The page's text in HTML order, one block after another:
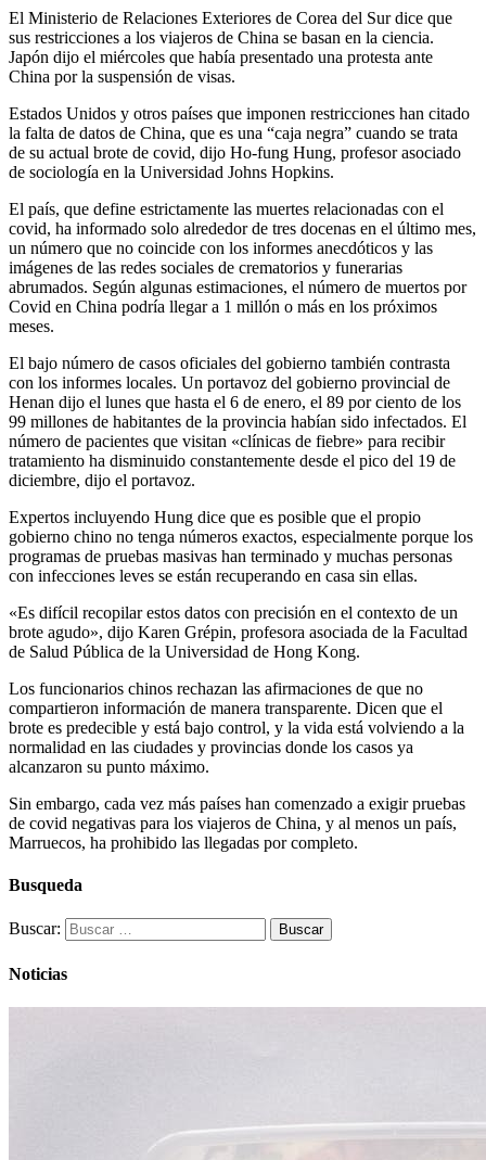
El Ministerio de Relaciones Exteriores de Corea del Sur dice que
sus restricciones a los viajeros de China se basan en la ciencia.
Japón dijo el miércoles que había presentado una protesta ante
China por la suspensión de visas.
Estados Unidos y otros países que imponen restricciones han citado
la falta de datos de China, que es una “caja negra” cuando se trata
de su actual brote de covid, dijo Ho-fung Hung, profesor asociado
de sociología en la Universidad Johns Hopkins.
El país, que define estrictamente las muertes relacionadas con el
covid, ha informado solo alrededor de tres docenas en el último mes,
un número que no coincide con los informes anecdóticos y las
imágenes de las redes sociales de crematorios y funerarias
abrumados. Según algunas estimaciones, el número de muertos por
Covid en China podría llegar a 1 millón o más en los próximos
meses.
El bajo número de casos oficiales del gobierno también contrasta
con los informes locales. Un portavoz del gobierno provincial de
Henan dijo el lunes que hasta el 6 de enero, el 89 por ciento de los
99 millones de habitantes de la provincia habían sido infectados. El
número de pacientes que visitan «clínicas de fiebre» para recibir
tratamiento ha disminuido constantemente desde el pico del 19 de
diciembre, dijo el portavoz.
Expertos incluyendo Hung dice que es posible que el propio
gobierno chino no tenga números exactos, especialmente porque los
programas de pruebas masivas han terminado y muchas personas
con infecciones leves se están recuperando en casa sin ellas.
«Es difícil recopilar estos datos con precisión en el contexto de un
brote agudo», dijo Karen Grépin, profesora asociada de la Facultad
de Salud Pública de la Universidad de Hong Kong.
Los funcionarios chinos rechazan las afirmaciones de que no
compartieron información de manera transparente. Dicen que el
brote es predecible y está bajo control, y la vida está volviendo a la
normalidad en las ciudades y provincias donde los casos ya
alcanzaron su punto máximo.
Sin embargo, cada vez más países han comenzado a exigir pruebas
de covid negativas para los viajeros de China, y al menos un país,
Marruecos, ha prohibido las llegadas por completo.
Busqueda
Buscar:
Noticias